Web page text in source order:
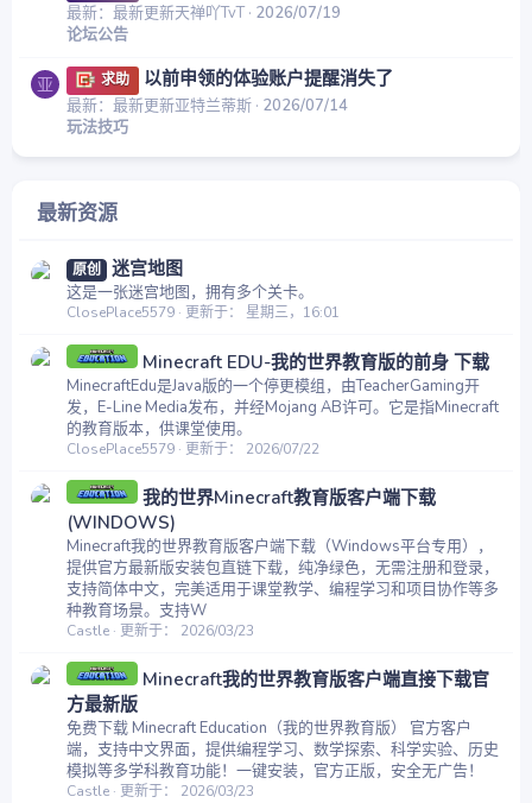
最新：最新更新天禅吖TvT 2026/07/19
论坛公告
亚 求助 以前申领的体验账户提醒消失了
最新：最新更新亚特兰蒂斯 2026/07/14
玩法技巧
最新资源
原创 迷宫地图
这是一张迷宫地图，拥有多个关卡。
ClosePlace5579 更新于： 星期三，16:01
Minecraft EDU-我的世界教育版的前身 下载
MinecraftEdu是Java版的一个停更模组，由TeacherGaming开
发，E-Line Media发布，并经Mojang AB许可。它是指Minecraft
的教育版本，供课堂使用。
ClosePlace5579 更新于： 2026/07/22
我的世界Minecraft教育版客户端下载
(WINDOWS)
Minecraft我的世界教育版客户端下载（Windows平台专用），
提供官方最新版安装包直链下载，纯净绿色，无需注册和登录，
支持简体中文，完美适用于课堂教学、编程学习和项目协作等多
种教育场景。支持W
Castle 更新于： 2026/03/23
Minecraft我的世界教育版客户端直接下载官
方最新版
免费下载 Minecraft Education（我的世界教育版） 官方客户
端，支持中文界面，提供编程学习、数学探索、科学实验、历史
模拟等多学科教育功能！一键安装，官方正版，安全无广告！
Castle 更新于： 2026/03/23